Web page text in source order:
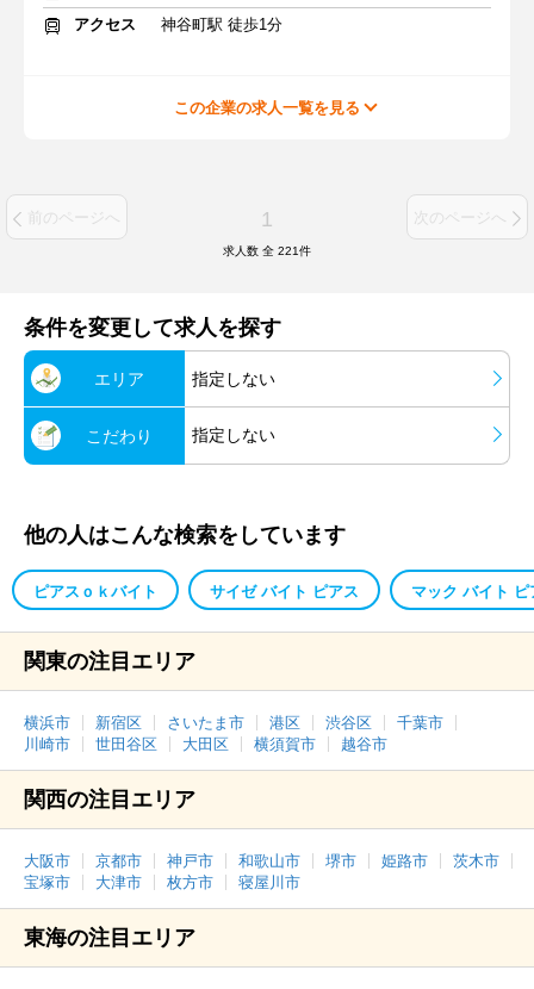
アクセス
神谷町駅 徒歩1分
この企業の求人一覧を見る
前のページへ 1 次のページへ
求人数 全 221件
条件を変更して求人を探す
エリア 指定しない
こだわり 指定しない
他の人はこんな検索をしています
ピアスｏｋバイト サイゼ バイト ピアス マック バイト ピ
関東の注目エリア
横浜市 新宿区 さいたま市 港区 渋谷区
千葉市
川崎市
世田谷区 大田区 横須賀市 越谷市
関西の注目エリア
大阪市 京都市 神戸市 和歌山市 堺市 姫路市
茨木市
宝塚市
大津市 枚方市 寝屋川市
東海の注目エリア